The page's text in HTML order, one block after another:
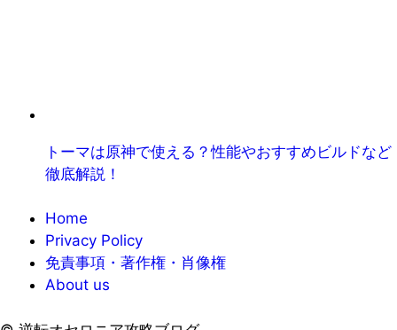
トーマは原神で使える？性能やおすすめビルドなど
徹底解説！
Home
Privacy Policy
免責事項・著作権・肖像権
About us